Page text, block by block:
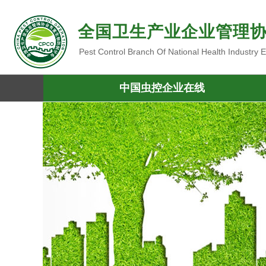
全国卫生产业企业管理
Pest Control Branch Of National Health Industry
中国虫控企业在线